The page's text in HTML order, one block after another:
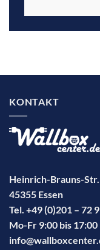
KONTAKT
Heinrich-Brauns-
45355 Essen
Tel. +49 (0)201 – 72
Mo-Fr 9:00 bis